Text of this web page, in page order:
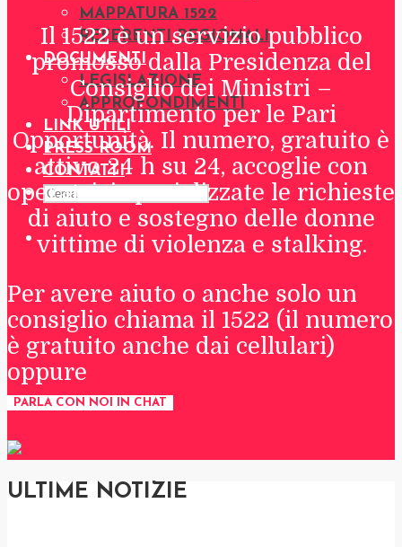
MAPPATURA 1522
REFERENTI REGIONALI
DOCUMENTI
LEGISLAZIONE
APPROFONDIMENTI
LINK UTILI
PRESS ROOM
CONTATTI
Il 1522 è un servizio pubblico
promosso dalla Presidenza del
Consiglio dei Ministri –
Dipartimento per le Pari
Opportunità. Il numero, gratuito è
attivo 24 h su 24, accoglie con
operatrici specializzate le richieste
di aiuto e sostegno delle donne
vittime di violenza e stalking.
Per avere aiuto o anche solo un
consiglio chiama il 1522 (il numero
è gratuito anche dai cellulari)
oppure
PARLA CON NOI IN CHAT
ULTIME NOTIZIE